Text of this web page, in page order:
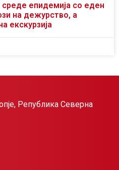
среде епидемија со еден
на дежурство, а
екскурзија
Република Северна